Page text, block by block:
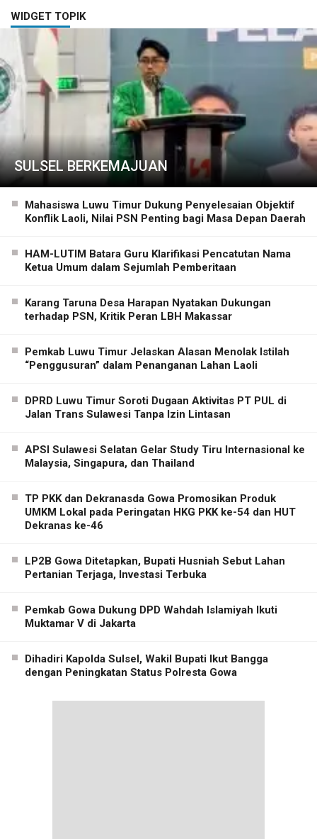
WIDGET TOPIK
SULSEL BERKEMAJUAN
Mahasiswa Luwu Timur Dukung Penyelesaian Objektif
Konflik Laoli, Nilai PSN Penting bagi Masa Depan Daerah
HAM-LUTIM Batara Guru Klarifikasi Pencatutan Nama
Ketua Umum dalam Sejumlah Pemberitaan
Karang Taruna Desa Harapan Nyatakan Dukungan
terhadap PSN, Kritik Peran LBH Makassar
Pemkab Luwu Timur Jelaskan Alasan Menolak Istilah
“Penggusuran” dalam Penanganan Lahan Laoli
DPRD Luwu Timur Soroti Dugaan Aktivitas PT PUL di
Jalan Trans Sulawesi Tanpa Izin Lintasan
APSI Sulawesi Selatan Gelar Study Tiru Internasional ke
Malaysia, Singapura, dan Thailand
TP PKK dan Dekranasda Gowa Promosikan Produk
UMKM Lokal pada Peringatan HKG PKK ke-54 dan HUT
Dekranas ke-46
LP2B Gowa Ditetapkan, Bupati Husniah Sebut Lahan
Pertanian Terjaga, Investasi Terbuka
Pemkab Gowa Dukung DPD Wahdah Islamiyah Ikuti
Muktamar V di Jakarta
Dihadiri Kapolda Sulsel, Wakil Bupati Ikut Bangga
dengan Peningkatan Status Polresta Gowa